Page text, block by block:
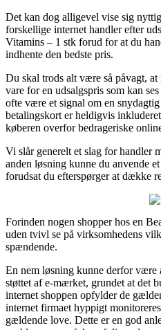
Det kan dog alligevel vise sig
forskellige internet handler efter
Vitamins – 1 stk forud for at du
indhente den bedste pris.
Du skal trods alt være så påvagt,
vare for en udsalgspris som kan
ofte være et signal om en
betalingskort er heldigvis
køberen overfor bedrageriske
Vi slår generelt et slag for handler
anden løsning kunne du anvende
forudsat du efterspørger at dække
Forinden nogen shopper hos en
uden tvivl se på virksomhedens
spændende.
En nem løsning kunne derfor være
støttet af e-mærket, grundet at det
internet shoppen opfylder de
internet firmaet hyppigt
gældende love. Dette er en god